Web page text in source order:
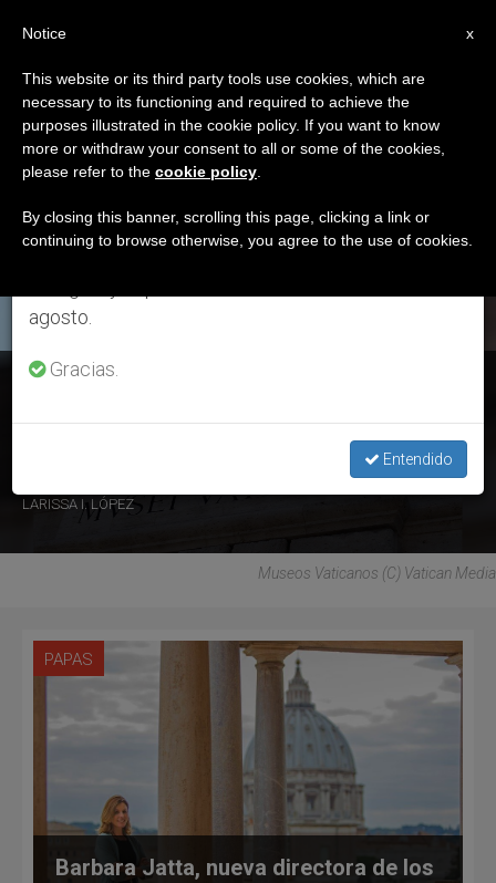
ETIQUETA
Posts Tagged ‘Barbara
Jatta’
ÚLTIMAS NOTICIAS
Museos Vaticanos: Restauración de obras y nueva
LARISSA I. LÓPEZ
Museos Vaticanos (C) Vatican Media
PAPAS
Barbara Jatta, nueva directora de los
×
Aviso importante
Del 27 de julio al 7 de agosto haremos la pausa
anual, aprovechando que en el periodo de verano
se generan menos informaciones y también el
agosto.
Gracias.
Entendido
x
Notice
This website or its third party tools use cookies, which are
necessary to its functioning and required to achieve the
purposes illustrated in the cookie policy. If you want to know
more or withdraw your consent to all or some of the cookies,
please refer to the cookie policy
By closing this banner, scrolling this page, clicking a link or
continuing to browse otherwise, you agree to the use of cookies.